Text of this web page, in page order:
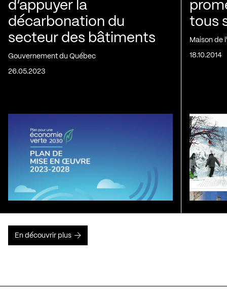
d’appuyer la
décarbonation du
secteur des bâtiments
Gouvernement du Québec
26.05.2023
tous
Maison de
18.10.2014
En découvrir plus